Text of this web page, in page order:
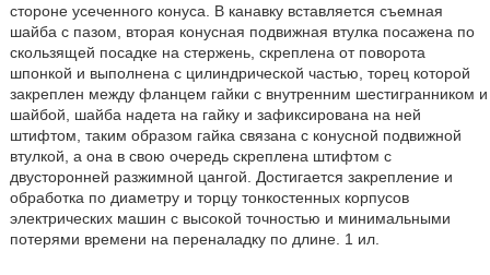
стороне усеченного конуса. В канавку вставляется съемная
шайба с пазом, вторая конусная подвижная втулка посажена по
скользящей посадке на стержень, скреплена от поворота
шпонкой и выполнена с цилиндрической частью, торец которой
закреплен между фланцем гайки с внутренним шестигранником и
шайбой, шайба надета на гайку и зафиксирована на ней
штифтом, таким образом гайка связана с конусной подвижной
втулкой, а она в свою очередь скреплена штифтом с
двусторонней разжимной цангой. Достигается закрепление и
обработка по диаметру и торцу тонкостенных корпусов
электрических машин с высокой точностью и минимальными
потерями времени на переналадку по длине. 1 ил.